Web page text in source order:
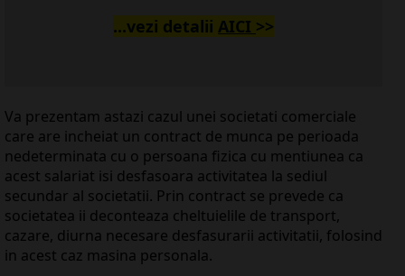
...vezi detalii AICI >>
Va prezentam astazi cazul unei societati comerciale
care are incheiat un contract de munca pe perioada
nedeterminata cu o persoana fizica cu mentiunea ca
acest salariat isi desfasoara activitatea la sediul
secundar al societatii. Prin contract se prevede ca
societatea ii deconteaza cheltuielile de transport,
cazare, diurna necesare desfasurarii activitatii, folosind
in acest caz masina personala.